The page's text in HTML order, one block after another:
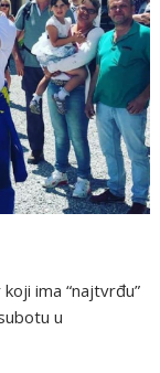
ima “najtvrđu”
u